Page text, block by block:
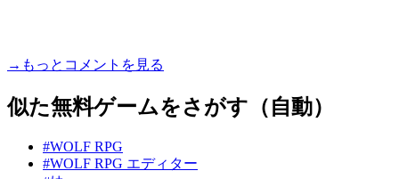
→もっとコメントを見る
似た無料ゲームをさがす（自動）
#WOLF RPG
#WOLF RPG エディター